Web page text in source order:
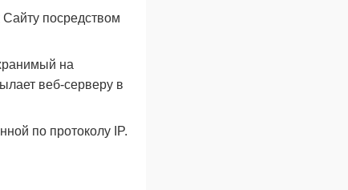
посредством
на
веб-серверу в
по протоколу IP.